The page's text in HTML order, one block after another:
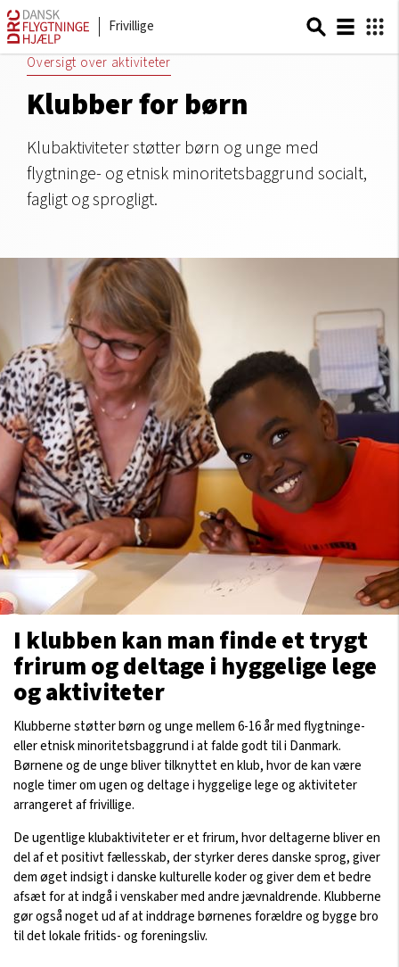
Frivillige
Oversigt over aktiviteter
Klubber for børn
Klubaktiviteter støtter børn og unge med
flygtninge- og etnisk minoritetsbaggrund socialt,
fagligt og sprogligt.
I klubben kan man finde et trygt
frirum og deltage i hyggelige lege
og aktiviteter
Klubberne støtter børn og unge mellem 6-16 år med flygtninge-
eller etnisk minoritetsbaggrund i at falde godt til i Danmark.
Børnene og de unge bliver tilknyttet en klub, hvor de kan være
nogle timer om ugen og deltage i hyggelige lege og aktiviteter
arrangeret af frivillige.
De ugentlige klubaktiviteter er et frirum, hvor deltagerne bliver en
del af et positivt fællesskab, der styrker deres danske sprog, giver
dem øget indsigt i danske kulturelle koder og giver dem et bedre
afsæt for at indgå i venskaber med andre jævnaldrende. Klubberne
gør også noget ud af at inddrage børnenes forældre og bygge bro
til det lokale fritids- og foreningsliv.